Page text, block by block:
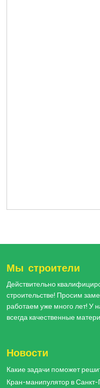
Мы строители
Действительно
строительстве! Просим
работаем уже много лет! У
всегда качественные
Новости
Какие задачи поможет
Кран-манипулятор в